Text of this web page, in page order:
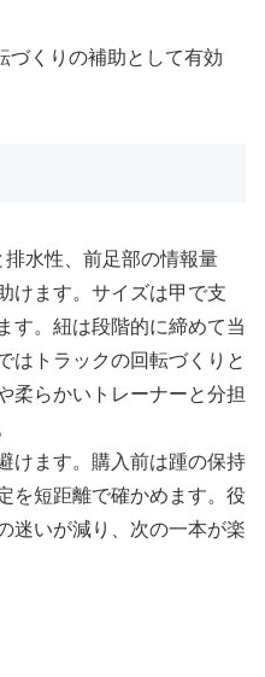
くりの補助として有効
水性、前足部の情報量
けます。サイズは甲で支
す。紐は段階的に締めて当
はトラックの回転づくりと
柔らかいトレーナーと分担
けます。購入前は踵の保持
を短距離で確かめます。役
迷いが減り、次の一本が楽